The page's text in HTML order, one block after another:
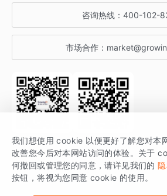
增长博客
开发者文档
SDK 文档
场景指南
增长大会
行业活动
咨询热线： 400-102-
市场合作：
关注公众号 获取更多干货
GrowingIO 是专注于数据智能分析与增长的品
分析云。
我们想使用 cookie 以便更好了解您对本
改善您今后对本网站访问的体验。关于
何撤回或管理您的同意，请详见我们的
按钮，将视为您同意 cookie 的使用。